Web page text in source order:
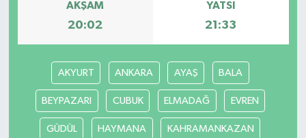
AKŞAM
20:02
YATSI
21:33
AKYURT ANKARA AYAŞ BALA
BEYPAZARI CUBUK ELMADAĞ EVREN
GÜDÜL HAYMANA KAHRAMANKAZAN